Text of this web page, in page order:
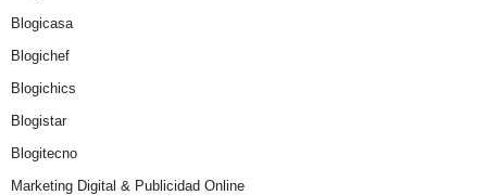
Blogicasa
Blogichef
Blogichics
Blogistar
Blogitecno
Marketing Digital & Publicidad Online